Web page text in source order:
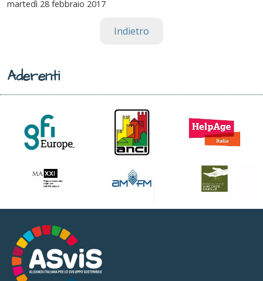
martedì 28 febbraio 2017
Indietro
Aderenti